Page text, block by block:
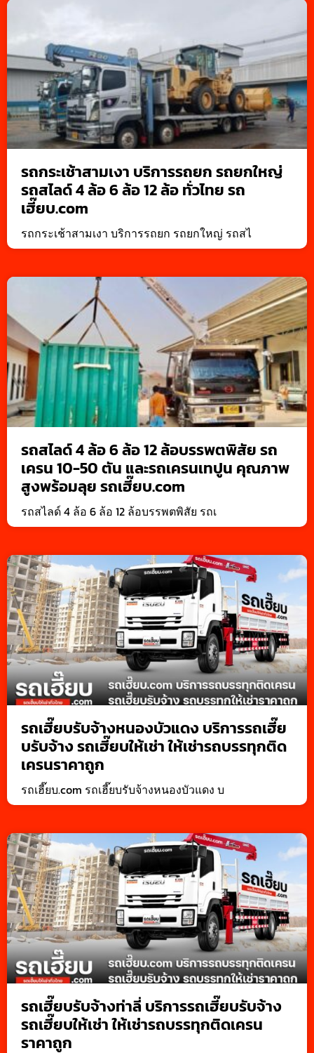
รถกระเช้าสามเงา บริการรถยก รถยกใหญ่
รถสไลด์ 4 ล้อ 6 ล้อ 12 ล้อ ทั่วไทย รถ
เฮี๊ยบ.com
รถกระเช้าสามเงา บริการรถยก รถยกใหญ่ รถสไ
รถสไลด์ 4 ล้อ 6 ล้อ 12 ล้อบรรพตพิสัย รถ
เครน 10-50 ตัน และรถเครนเทปูน คุณภาพ
สูงพร้อมลุย รถเฮี๊ยบ.com
รถสไลด์ 4 ล้อ 6 ล้อ 12 ล้อบรรพตพิสัย รถเ
รถเฮี๊ยบรับจ้างหนองบัวแดง บริการรถเฮี๊ย
บรับจ้าง รถเฮี๊ยบให้เช่า ให้เช่ารถบรรทุกติด
เครนราคาถูก
รถเฮี๊ยบ.com รถเฮี๊ยบรับจ้างหนองบัวแดง บ
รถเฮี๊ยบรับจ้างท่าลี่ บริการรถเฮี๊ยบรับจ้าง
รถเฮี๊ยบให้เช่า ให้เช่ารถบรรทุกติดเครน
ราคาถูก